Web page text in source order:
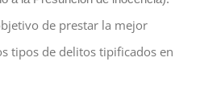
de prestar la mejor
tipos de delitos tipificados en